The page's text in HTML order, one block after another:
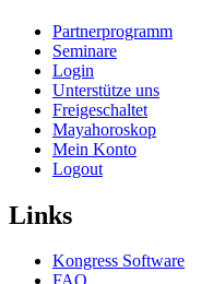
Partnerprogramm
Seminare
Login
Unterstütze uns
Freigeschaltet
Mayahoroskop
Mein Konto
Logout
Links
Kongress Software